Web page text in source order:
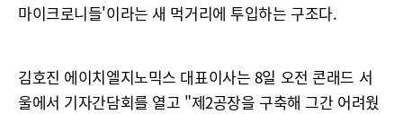
마이크로니들'이라는 새 먹거리에 투입하는 구조다.
김호진 에이치엘지노믹스 대표이사는 8일 오전 콘래드 서
울에서 기자간담회를 열고 "제2공장을 구축해 그간 어려웠